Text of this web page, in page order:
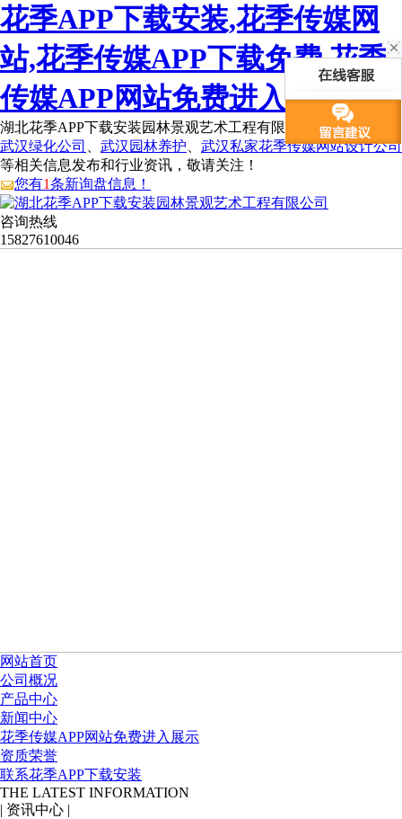
花季APP下载安装,花季传媒网
站,花季传媒APP下载免费,花季
传媒APP网站免费进入
湖北花季APP下载安装园林景观艺术工程有限公司为您免费提供
武汉绿化公司
武汉园林养护
武汉私家花季传媒网站设计公司
等相关信息发布和行业资讯，敬请关注！
您有1条新询盘信息！
咨询热线
15827610046
网站首页
公司概况
产品中心
新闻中心
花季传媒APP网站免费进入展示
资质荣誉
联系花季APP下载安装
THE LATEST INFORMATION
| 资讯中心 |